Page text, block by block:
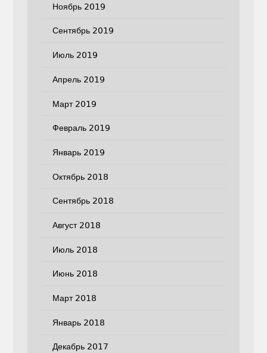
Ноябрь 2019
Сентябрь 2019
Июль 2019
Апрель 2019
Март 2019
Февраль 2019
Январь 2019
Октябрь 2018
Сентябрь 2018
Август 2018
Июль 2018
Июнь 2018
Март 2018
Январь 2018
Декабрь 2017